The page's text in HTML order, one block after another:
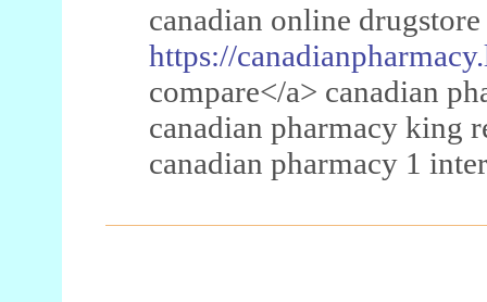
canadian online
https://
compare</a> canadian
canadian pharmacy king
canadian pharmacy 1